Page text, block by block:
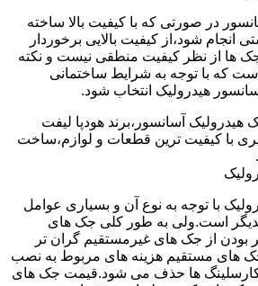
در صورتی که با کیفیت بالا ساخته
انجام شود،از کیفیت بالایی برخوردار
ها از نظر کیفیت منطقی نیست و نکته
که با توجه به شرایط ساختمانی
هیدرولیک انتخاب شود.
هیدرولیک آسانسور،برند هودپا لیفت
با کیفیت ترین قطعات و لوازم،ساخت
با توجه به نوع آن و بسیاری عوامل
است.ولی به طور کلی جک های
بودن از جک های غیرمستقیم گران تر
های مستقیم هزینه های مربوط به نصب
ها حذف می شود.قیمت جک های